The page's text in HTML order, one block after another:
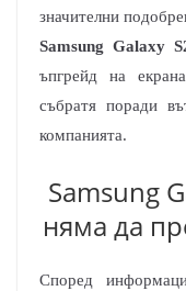
значителни
Samsung Galaxy
ъпгрейд на
събратя поради
компанията.
Samsung
няма да
Според